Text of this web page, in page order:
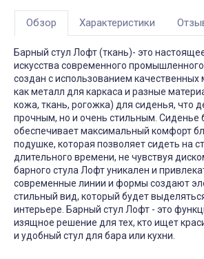
Обзор Характеристики
Барный стул Лофт (ткань)- это
искусства современного
создан с использованием качественных
как металл для каркаса и разные
кожа, ткань, рогожка) для сиденья, что
прочным, но и очень стильным. Сиденье
обеспечивает максимальный комфорт
подушке, которая позволяет сидеть на
длительного времени, не чувствуя
барного стула Лофт уникален и
современные линии и формы создают
стильный вид, который будет
интерьере. Барный стул Лофт - это
изящное решение для тех, кто ищет
и удобный стул для бара или кухни.